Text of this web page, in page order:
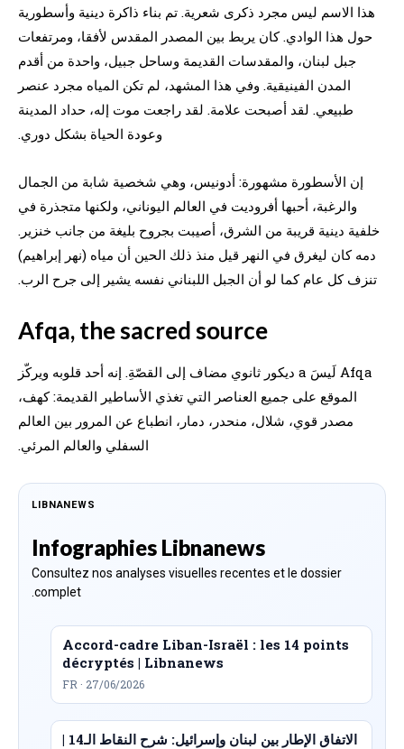
هذا الاسم ليس مجرد ذكرى شعرية. تم بناء ذاكرة دينية وأسطورية
حول هذا الوادي. كان يربط بين المصدر المقدس لأفقا، ومرتفعات
جبل لبنان، والمقدسات القديمة وساحل جبيل، واحدة من أقدم
المدن الفينيقية. وفي هذا المشهد، لم تكن المياه مجرد عنصر
طبيعي. لقد أصبحت علامة. لقد راجعت موت إله، حداد المدينة
وعودة الحياة بشكل دوري.
إن الأسطورة مشهورة: أدونيس، وهي شخصية شابة من الجمال
والرغبة، أحبها أفروديت في العالم اليوناني، ولكنها متجذرة في
خلفية دينية قريبة من الشرق، أصيبت بجروح بليغة من جانب خنزير.
دمه كان ليغرق في النهر قيل منذ ذلك الحين أن مياه (نهر إبراهيم)
تنزف كل عام كما لو أن الجبل اللبناني نفسه يشير إلى جرح الرب.
Afqa, the sacred source
Afqa لَيسَ a ديكور ثانوي مضاف إلى القصّةِ. إنه أحد قلوبه ويركّز
الموقع على جميع العناصر التي تغذي الأساطير القديمة: كهف،
مصدر قوي، شلال، منحدر، دمار، انطباع عن المرور بين العالم
السفلي والعالم المرئي.
LIBNANEWS
Infographies Libnanews
Consultez nos analyses visuelles recentes et le dossier
complet.
Accord-cadre Liban-Israël : les 14 points
décryptés | Libnanews
FR · 27/06/2026
الاتفاق الإطار بين لبنان وإسرائيل: شرح النقاط الـ14 |